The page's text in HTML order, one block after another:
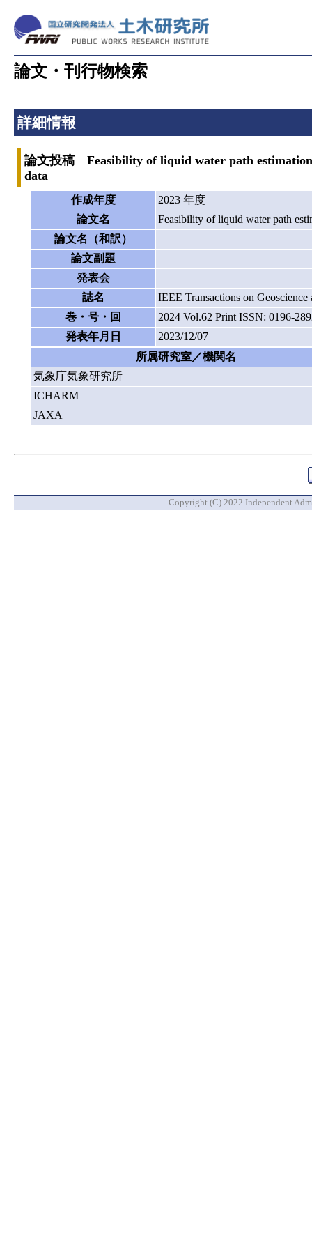
論文・刊行物検索
詳細情報
論文投稿 Feasibility of liquid water path estimation
data
作成年度
2023 年度
論文名
Feasibility of liquid water path
論文名（和訳）
論文副題
発表会
誌名
IEEE Transactions on Geoscience
巻・号・回
2024 Vol.62 Print ISSN: 0196-
発表年月日
2023/12/07
所属研究室／機関名
気象庁気象研究所
ICHARM
JAXA
Copyright (C) 2022 Independent